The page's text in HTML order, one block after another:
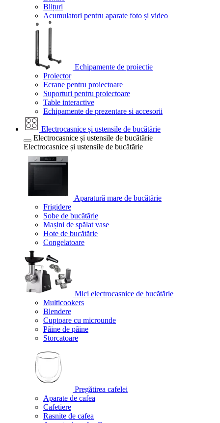
Blițuri
Acumulatori pentru aparate foto și video
Echipamente de proiectie
Proiector
Ecrane pentru proiectoare
Suporturi pentru proiectoare
Table interactive
Echipamente de prezentare si accesorii
Electrocasnice și ustensile de bucătărie
Electrocasnice și ustensile de bucătărie
Electrocasnice și ustensile de bucătărie
Aparatură mare de bucătărie
Frigidere
Sobe de bucătărie
Mașini de spălat vase
Hote de bucătărie
Congelatoare
Mici electrocasnice de bucătărie
Multicookers
Blendere
Cuptoare cu microunde
Pâine de pâine
Storcatoare
Pregătirea cafelei
Aparate de cafea
Cafetiere
Rasnite de cafea